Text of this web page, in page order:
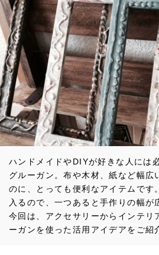
ハンドメイドやDIYが好きな人には
グルーガン。布や木材、紙など幅広
のに、とっても便利なアイテムです
入るので、一つあると手作りの幅が
今回は、アクセサリーからインテリ
ーガンを使った活用アイデアをご紹